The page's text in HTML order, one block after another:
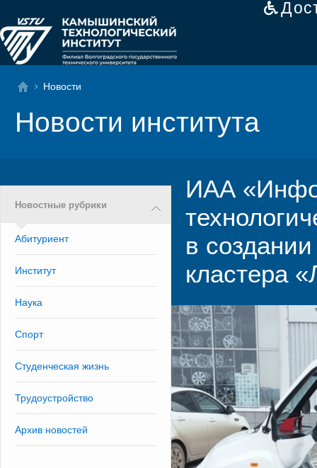
Новости
Новости института
Новостные рубрики
Абитуриент
Институт
Наука
Спорт
Студенческая жизнь
Трудоустройство
Архив новостей
ИАА
в
кластера